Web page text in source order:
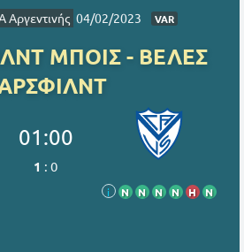
Αργεντινής 04/02/2023 VAR
ΜΠΟΙΣ - ΒΕΛΕΣ
01:00
1 :0
i Ν Ν Ν Ν Η Ν